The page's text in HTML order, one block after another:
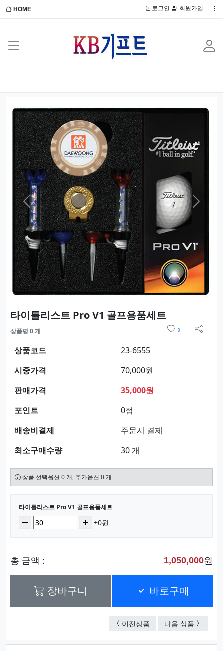
HOME 로그인 회원가입
Previous Next
타이틀리스트 Pro V1 골프용품세트요약정보 및
상품평 0 개 0
sns 공
상품코드
23-6555
시중가격
70,000원
판매가격
35,000원
포인트
0점
배송비결제
주문시 결제
최소구매수량
30 개
상품 선택옵션 0 개, 추가옵션 0 개
선택된 옵션
타이틀리스트 Pro V1 골프용품세트
수량감소 증가+0원
총 금액 : 1,050,000원
장바구니 바로구매
이전상품 타이틀리스트 트루필
다음 상품 타이틀